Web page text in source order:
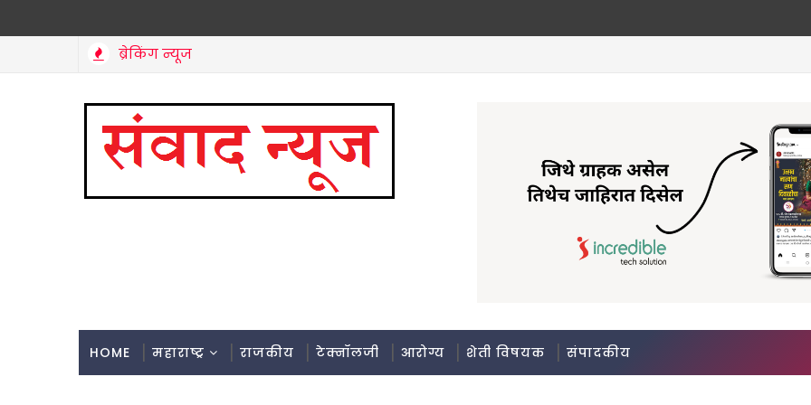
ब्रेकिंग न्यूज
HOME महाराष्ट्र राजकीय टेक्नॉलजी आरोग्य शेती विषयक संपादकीय